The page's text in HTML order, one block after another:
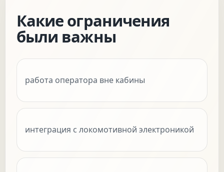
Какие ограничения
были важны
работа оператора вне кабины
интеграция с локомотивной электроникой